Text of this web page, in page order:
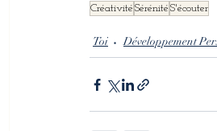
Créativité Sérénité S'écouter
Toi Développement